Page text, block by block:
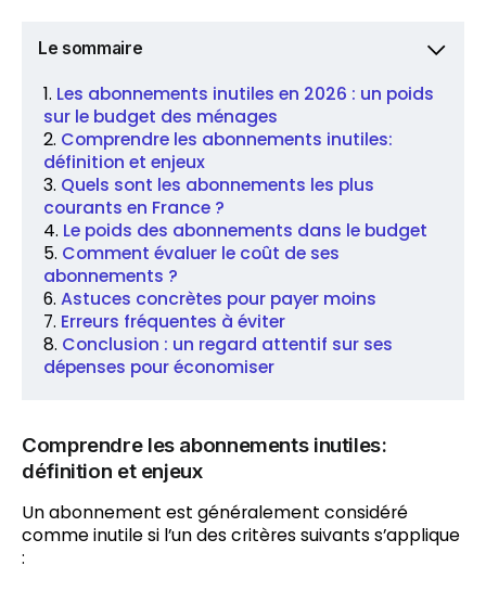
Le sommaire
Les abonnements inutiles en 2026 : un poids
sur le budget des ménages
Comprendre les abonnements inutiles:
définition et enjeux
Quels sont les abonnements les plus
courants en France ?
Le poids des abonnements dans le budget
Comment évaluer le coût de ses
abonnements ?
Astuces concrètes pour payer moins
Erreurs fréquentes à éviter
Conclusion : un regard attentif sur ses
dépenses pour économiser
Comprendre les abonnements inutiles:
définition et enjeux
Un abonnement est généralement considéré
comme inutile si l’un des critères suivants s’applique
: